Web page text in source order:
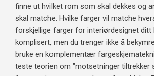
finne ut hvilket rom som skal dekkes og
skal matche. Hvilke farger vil matche
forskjellige farger for interiørdesignet ditt
komplisert, men du trenger ikke å
bruke en komplementær
teste teorien om "motsetninger tiltrekker